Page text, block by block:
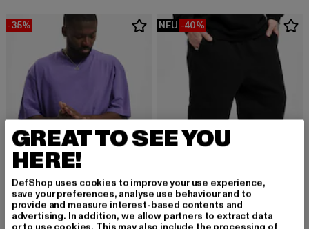
-35%
URBAN CLASSICS
NEU -40%
GREAT TO SEE YOU
HERE!
DefShop uses cookies to improve your use experience,
save your preferences, analyse use behaviour and to
provide and measure interest-based contents and
advertising. In addition, we allow partners to extract data